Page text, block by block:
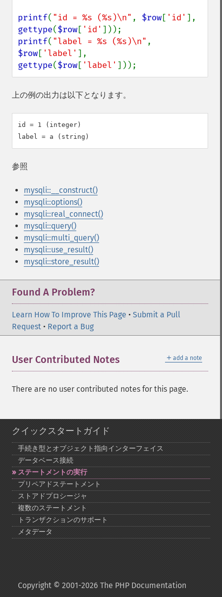
printf( "id = %s (%s)\n" , $row[ 'id'
gettype($row[ 'id'
printf( "label = %s (%s)\n"
$row[ 'label'
gettype($row[ 'label' ]));
上の例の出力は以下となります。
id = 1 (integer)
参照
mysqli::__construct()
mysqli::options()
mysqli::real_connect()
mysqli::query()
mysqli::multi_query()
mysqli::use_result()
mysqli::store_result()
Found A Problem?
Learn How To Improve This Page • Submit a Pull
Request • Report a Bug
＋ add a note
User Contributed Notes
There are no user contributed notes for this page.
クイックスタートガイド
手続き型とオブジェクト指向インターフェイス
データベース接続
ステートメントの実行
プリペアドステートメント
ストアドプロシージャ
複数のステートメント
トランザクションのサポート
メタデータ
Copyright © 2001-2026 The PHP Documentation